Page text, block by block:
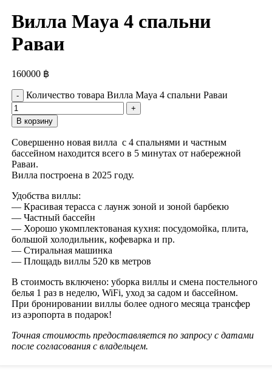
Вилла Maya 4 спальни
Раваи
160000 ฿
Количество товара Вилла Maya 4 спальни Раваи
В корзину
Совершенно новая вилла с 4 спальнями и частным
бассейном находится всего в 5 минутах от набережной
Раваи.
Вилла построена в 2025 году.
Удобства виллы:
— Красивая терасса с лаунж зоной и зоной барбекю
— Частный бассейн
— Хорошо укомплектованая кухня: посудомойка, плита,
большой холодильник, кофеварка и пр.
— Стиральная машинка
— Площадь виллы 520 кв метров
В стоимость включено: уборка виллы и смена постельного
белья 1 раз в неделю, WiFi, уход за садом и бассейном.
При бронировании виллы более одного месяца трансфер
из аэропорта в подарок!
Точная стоимость предоставляется по запросу с датами
после согласования с владельцем.